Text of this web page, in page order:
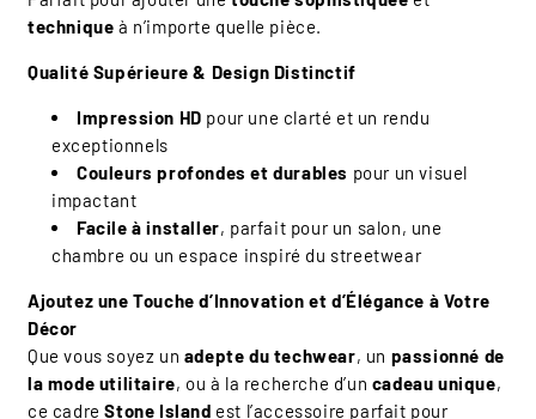
technique à n’importe quelle pièce.
Qualité Supérieure & Design Distinctif
Impression HD pour une clarté et un rendu
exceptionnels
Couleurs profondes et durables pour un visuel
impactant
Facile à installer, parfait pour un salon, une
chambre ou un espace inspiré du streetwear
Ajoutez une Touche d’Innovation et d’Élégance à Votre
Décor
Que vous soyez un adepte du techwear, un passionné de
la mode utilitaire, ou à la recherche d’un cadeau unique,
ce cadreStone Island est l’accessoire parfait pour